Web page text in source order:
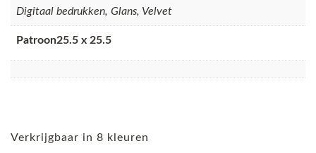
Digitaal bedrukken, Glans, Velvet
Patroon25.5 x 25.5
Verkrijgbaar in 8 kleuren